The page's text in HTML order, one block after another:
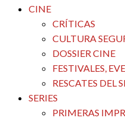
CINE
CRÍTICAS
CULTURA
DOSSIER CINE
FESTIVALES,
RESCATES DEL
SERIES
PRIMERAS